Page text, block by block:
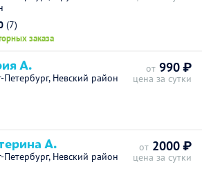
(7)
заказа
А.
Петербург, Невский район
от 990 ₽
цена за сутки
А.
Петербург, Невский район
от 2000 ₽
цена за сутки